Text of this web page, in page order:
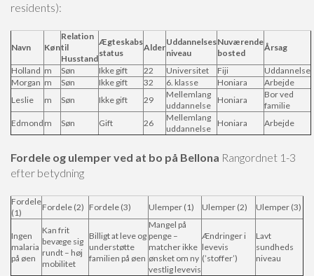
residents):
Navn Køn
Relation
til
Husstand
Ægteskabs
status
Alder
Uddannelses
niveau
Nuværende
bosted
Årsag
Holland m Søn Ikke gift 22 Universitet Fiji
Uddannelse
Morgan m Søn Ikke gift 32 6. klasse Honiara
Arbejde
Leslie
m Søn Ikke gift 29
Mellemlang
uddannelse
Honiara
Bor ved
familie
Edmond m Søn Gift 26
Mellemlang
uddannelse
Honiara Arbejde
Fordele og ulemper ved at bo på Bellona Rangordnet 1-3
efter betydning
Fordele
(1)
Fordele (2) Fordele (3) Ulemper (1) Ulemper (2) Ulemper (3)
Ingen
malaria
på øen
Kan frit
bevæge sig
rundt – høj
mobilitet
Billigt at leve og
understøtte
familien på øen
Mangel på
penge –
matcher ikke
ønsket om ny
vestlig levevis
Ændringer i
levevis
(’stoffer’)
Lavt
sundheds
niveau